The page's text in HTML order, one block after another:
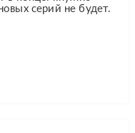
серий не будет.